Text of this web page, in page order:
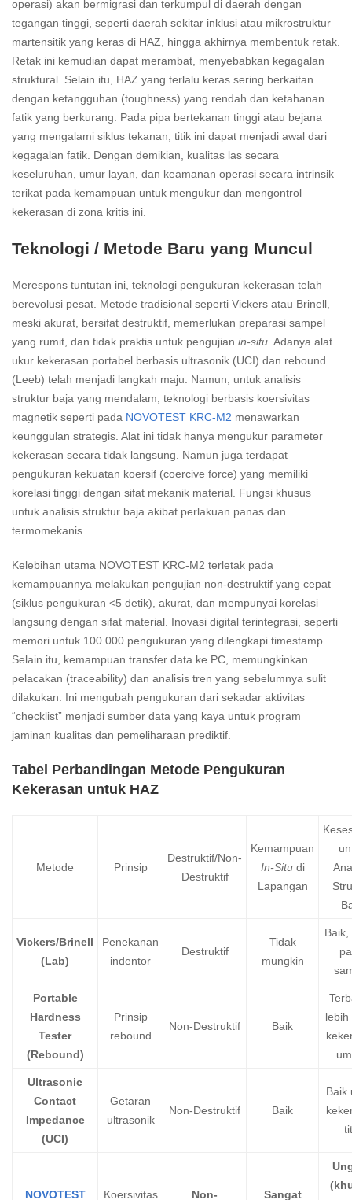
operasi) akan bermigrasi dan terkumpul di daerah dengan
tegangan tinggi, seperti daerah sekitar inklusi atau mikrostruktur
martensitik yang keras di HAZ, hingga akhirnya membentuk retak.
Retak ini kemudian dapat merambat, menyebabkan kegagalan
struktural. Selain itu, HAZ yang terlalu keras sering berkaitan
dengan ketangguhan (toughness) yang rendah dan ketahanan
fatik yang berkurang. Pada pipa bertekanan tinggi atau bejana
yang mengalami siklus tekanan, titik ini dapat menjadi awal dari
kegagalan fatik. Dengan demikian, kualitas las secara
keseluruhan, umur layan, dan keamanan operasi secara intrinsik
terikat pada kemampuan untuk mengukur dan mengontrol
kekerasan di zona kritis ini.
Teknologi / Metode Baru yang Muncul
Merespons tuntutan ini, teknologi pengukuran kekerasan telah
berevolusi pesat. Metode tradisional seperti Vickers atau Brinell,
meski akurat, bersifat destruktif, memerlukan preparasi sampel
yang rumit, dan tidak praktis untuk pengujian in-situ . Adanya alat
ukur kekerasan portabel berbasis ultrasonik (UCI) dan rebound
(Leeb) telah menjadi langkah maju. Namun, untuk analisis
struktur baja yang mendalam, teknologi berbasis koersivitas
magnetik seperti pada NOVOTEST KRC-M2 menawarkan
keunggulan strategis. Alat ini tidak hanya mengukur parameter
kekerasan secara tidak langsung. Namun juga terdapat
pengukuran kekuatan koersif (coercive force) yang memiliki
korelasi tinggi dengan sifat mekanik material. Fungsi khusus
untuk analisis struktur baja akibat perlakuan panas dan
termomekanis.
Kelebihan utama NOVOTEST KRC-M2 terletak pada
kemampuannya melakukan pengujian non-destruktif yang cepat
(siklus pengukuran <5 detik), akurat, dan mempunyai korelasi
langsung dengan sifat material. Inovasi digital terintegrasi, seperti
memori untuk 100.000 pengukuran yang dilengkapi timestamp.
Selain itu, kemampuan transfer data ke PC, memungkinkan
pelacakan (traceability) dan analisis tren yang sebelumnya sulit
dilakukan. Ini mengubah pengukuran dari sekadar aktivitas
“checklist” menjadi sumber data yang kaya untuk program
jaminan kualitas dan pemeliharaan prediktif.
Tabel Perbandingan Metode Pengukuran
Kekerasan untuk HAZ
Metode Prinsip
Destruktif/Non-
Destruktif
Kemampuan
In-Situdi
Lapangan
Vickers/Brinell
(Lab)
Penekanan
indentor
Destruktif
Tidak
mungkin
Baik,
Portable
Hardness
Tester
(Rebound)
Prinsip
rebound
Non-Destruktif Baik
lebih
Ultrasonic
Contact
Impedance
(UCI)
Getaran
ultrasonik
Non-Destruktif Baik
Baik
NOVOTEST
Koersivitas
Non-
Sangat